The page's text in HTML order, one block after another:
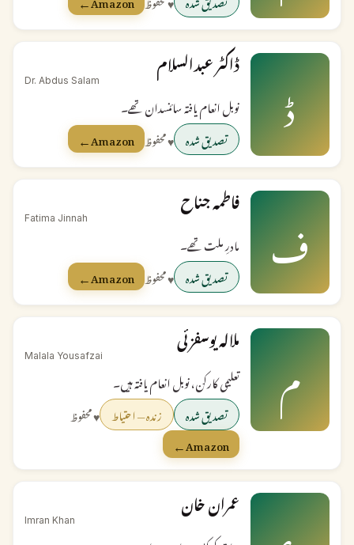
ڈ
ڈاکٹر عبدالسلام
Dr. Abdus Salam
نوبل انعام یافتہ سائنسدان تھے۔
تصدیق شدہ ♥ محفوظ Amazon
←
ف
فاطمہ جناح
Fatima Jinnah
مادرِ ملت تھے۔
تصدیق شدہ ♥ محفوظ Amazon
←
م
ملالہ یوسفزئی
Malala Yousafzai
تعلیمی کارکن، نوبل انعام یافتہ ہیں۔
تصدیق شدہ زندہ — احتیاط ♥ محفوظ
Amazon
←
عمران خان
Imran Khan